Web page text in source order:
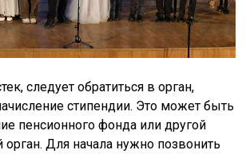
следует обратиться в орган,
стипендии. Это может быть
пенсионного фонда или другой
Для начала нужно позвонить